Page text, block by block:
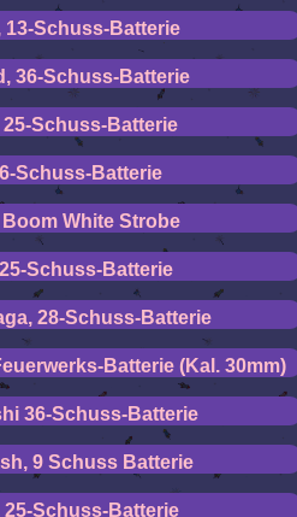
13-Schuss-Batterie
36-Schuss-Batterie
25-Schuss-Batterie
Schuss-Batterie
Boom White Strobe
Schuss-Batterie
28-Schuss-Batterie
Batterie (Kal. 30mm)
36-Schuss-Batterie
9 Schuss Batterie
25-Schuss-Batterie